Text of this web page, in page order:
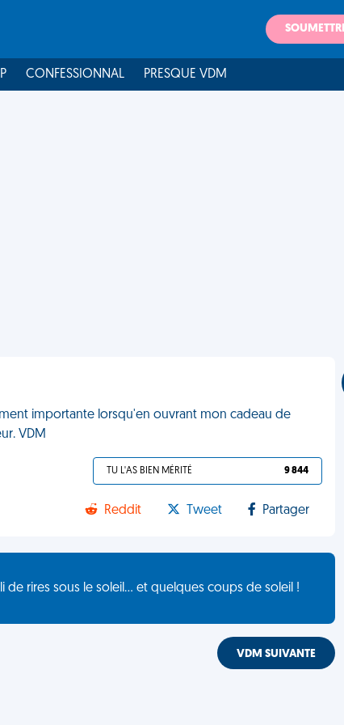
CONFESSIONNAL PRESQUE VDM
importante lorsqu'en ouvrant mon cadeau de
VDM
TU L'AS BIEN MÉRITÉ 9 844
Reddit Tweet Partager
rires sous le soleil... et quelques coups de soleil !
VDM SUIVANTE